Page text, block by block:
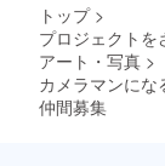
トップ >
プロジェクトを
アート・写真 >
カメラマンにな
仲間募集